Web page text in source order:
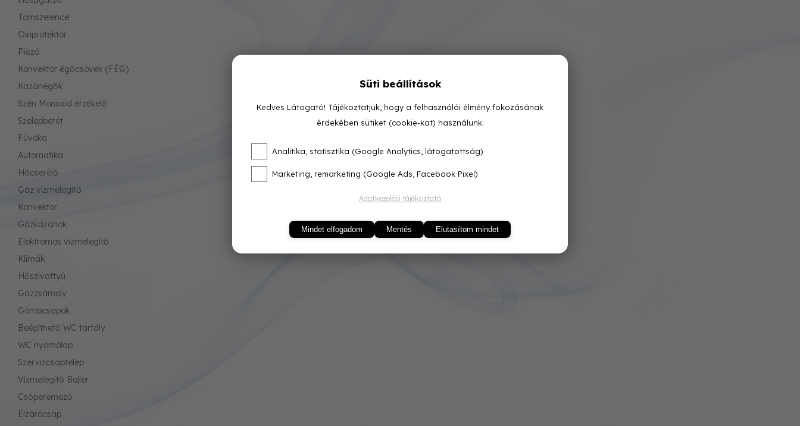
Tömszelence
Oxiprotektor
Piezó
Konvektor égőcsövek (FÉG)
Kazánégők
Szén Monoxid érzékelő
Szelepbetét
Fúvóka
Automatika
Hőcserélő
Gáz vízmelegítő
Konvektor
Gázkazánok
Elektromos vízmelegítő
Klímák
Hőszivattyú
Gázzsámoly
Gömbcsapok
Beépíthető WC tartály
WC nyomólap
Szervizcsaptelep
Vízmelegítő Bojler
Csőperemező
Elzárócsap
Süti beállítások
Kedves Látogató! Tájékoztatjuk, hogy a felhasználói élmény fokozásának
érdekében sütiket (cookie-kat) használunk.
Analitika, statisztika (Google Analytics, látogatottság)
Marketing, remarketing (Google Ads, Facebook Pixel)
Adatkezelési tájékoztató
Mindet elfogadom Mentés Elutasítom mindet